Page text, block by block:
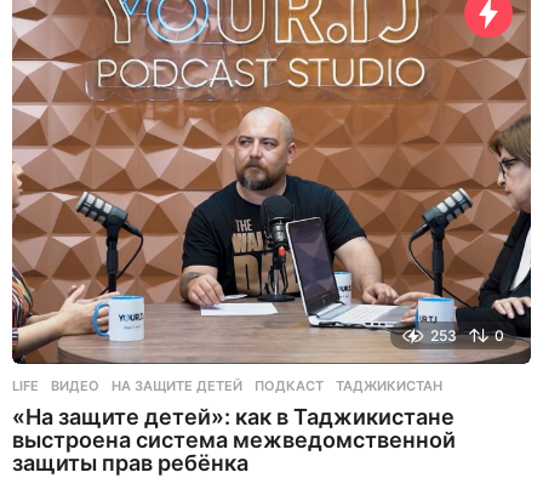
з
д
253 0
LIFE ВИДЕО ,НА ЗАЩИТЕ ДЕТЕЙ ,ПОДКАСТ ,ТАДЖИКИСТАН
«На защите детей»: как в Таджикистане
выстроена система межведомственной
защиты прав ребёнка